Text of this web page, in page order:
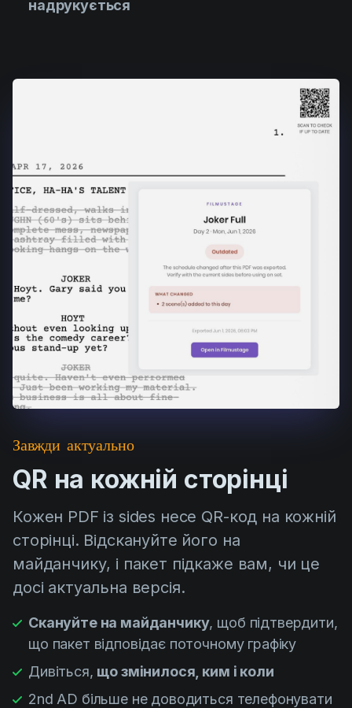
надрукується
Завжди актуально
QR на кожній сторінці
Кожен PDF із sides несе QR-код на кожній
сторінці. Відскануйте його на
майданчику, і пакет підкаже вам, чи це
досі актуальна версія.
Скануйте на майданчику, щоб підтвердити,
що пакет відповідає поточному графіку
Дивіться, що змінилося, ким і коли
2nd AD більше не доводиться телефонувати